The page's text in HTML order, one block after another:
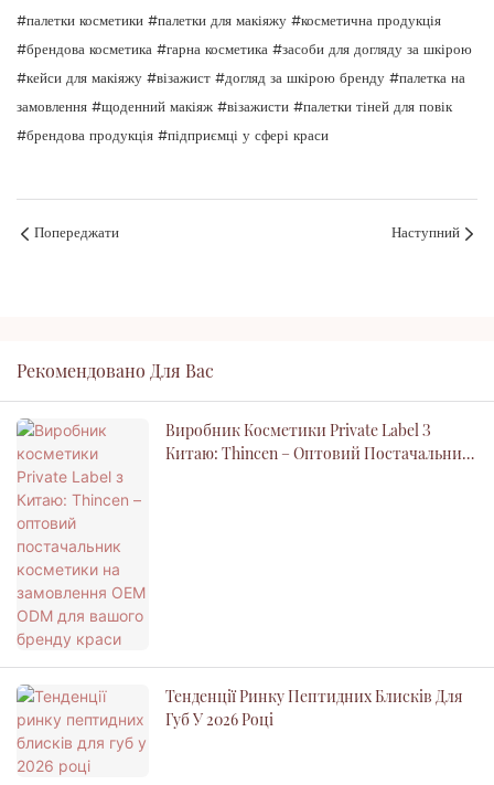
#палетки косметики #палетки для макіяжу #косметична продукція
#брендова косметика #гарна косметика #засоби для догляду за шкірою
#кейси для макіяжу #візажист #догляд за шкірою бренду #палетка на
замовлення #щоденний макіяж #візажисти #палетки тіней для повік
#брендова продукція #підприємці у сфері краси
Попереджати Наступний
Рекомендовано Для Вас
Виробник Косметики Private Label З
Китаю: Thincen – Оптовий Постачальник
Тенденції Ринку Пептидних Блисків Для
Губ У 2026 Році